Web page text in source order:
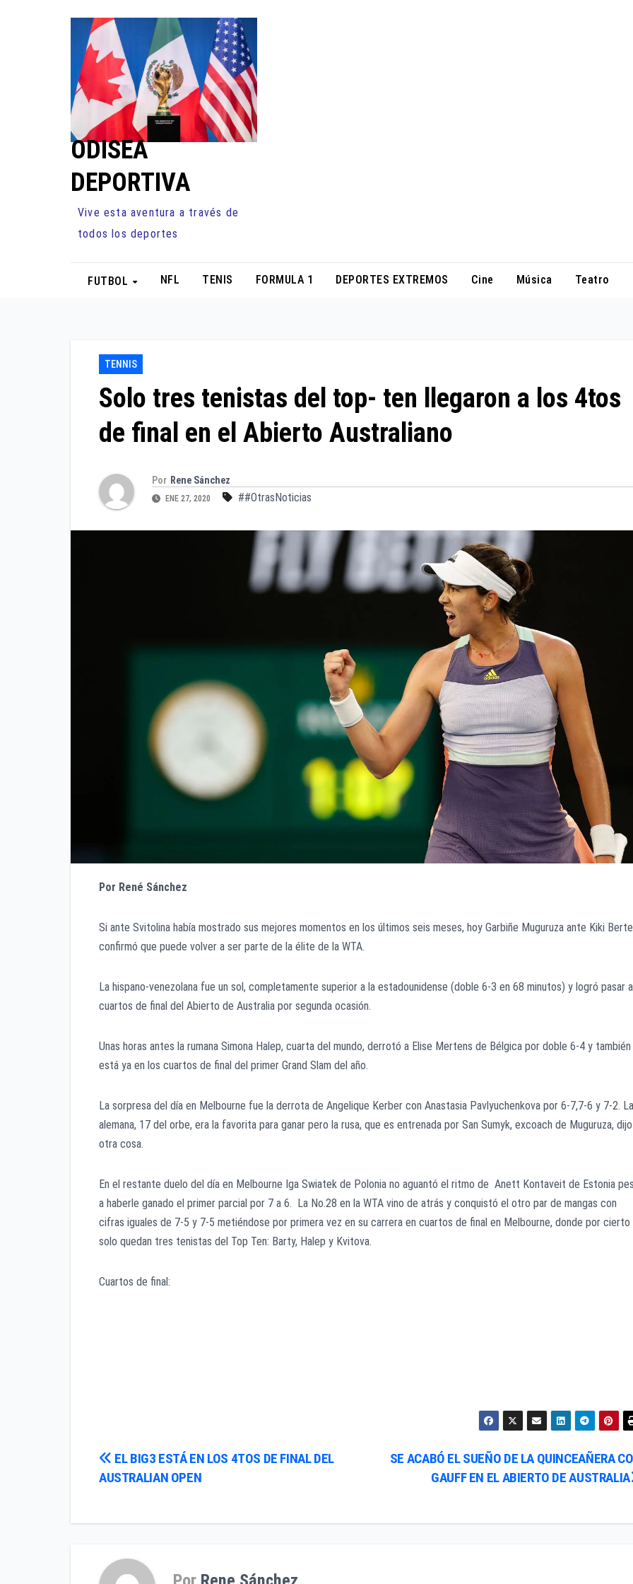
ODISEA
DEPORTIVA
Vive esta aventura a través de
todos los deportes
FUTBOL NFL TENIS FORMULA 1 DEPORTES EXTREMOS Cine Música Teatro
TENNIS
Solo tres tenistas del top- ten llegaron a los 4tos
de final en el Abierto Australiano
Por Rene Sánchez
ENE 27, 2020 ##OtrasNoticias
Por René Sánchez
Si ante Svitolina había mostrado sus mejores momentos en los últimos seis meses, hoy Garbiñe Muguruza ante Kiki
confirmó que puede volver a ser parte de la élite de la WTA.
La hispano-venezolana fue un sol, completamente superior a la estadounidense (doble 6-3 en 68 minutos) y logró pasar a
cuartos de final del Abierto de Australia por segunda ocasión.
Unas horas antes la rumana Simona Halep, cuarta del mundo, derrotó a Elise Mertens de Bélgica por doble 6-4 y también
está ya en los cuartos de final del primer Grand Slam del año.
La sorpresa del día en Melbourne fue la derrota de Angelique Kerber con Anastasia Pavlyuchenkova por 6-7,7-6 y 7-2. La
alemana, 17 del orbe, era la favorita para ganar pero la rusa, que es entrenada por San Sumyk, excoach de Muguruza, dijo
otra cosa.
En el restante duelo del día en Melbourne Iga Swiatek de Polonia no aguantó el ritmo de Anett Kontaveit de Estonia
a haberle ganado el primer parcial por 7 a 6. La No.28 en la WTA vino de atrás y conquistó el otro par de mangas con
cifras iguales de 7-5 y 7-5 metiéndose por primera vez en su carrera en cuartos de final en Melbourne, donde por cierto
solo quedan tres tenistas del Top Ten: Barty, Halep y Kvitova.
Cuartos de final:
Navegación
entradas
SE ACABÓ EL SUEÑO DE LA QUINCEAÑERA
GAUFF EN EL ABIERTO DE AUSTRALIA
EL BIG3 ESTÁ EN LOS 4TOS DE FINAL DEL
AUSTRALIAN OPEN